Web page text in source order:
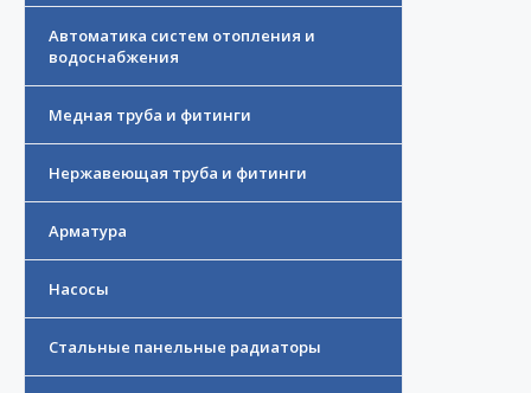
Автоматика систем отопления и
водоснабжения
Медная труба и фитинги
Нержавеющая труба и фитинги
Арматура
Насосы
Стальные панельные радиаторы